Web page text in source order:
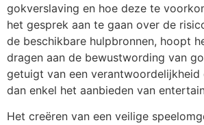
gokverslaving en hoe deze te
het gesprek aan te gaan over de
de beschikbare hulpbronnen, hoopt
dragen aan de bewustwording van
getuigt van een verantwoordelijkheid
dan enkel het aanbieden van
Het creëren van een veilige